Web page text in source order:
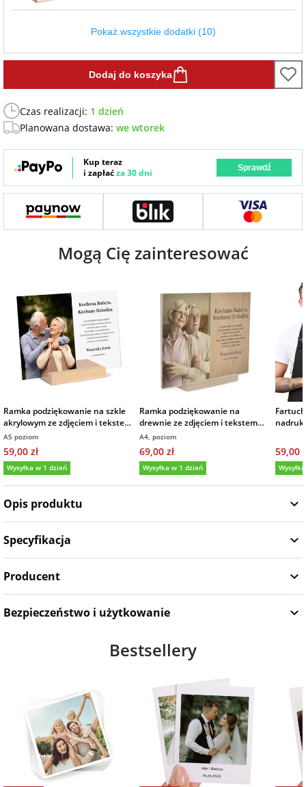
Fotoksiążki
Dodatki i
Chłopaka
na walentynki
na mikołajki
na prezent
świąteczny
na Wielkanoc
na wieczór
panieński
na wieczór
kawalerski
Pokaż wszystkie dodatki (10)
Dodaj do koszyka
Czas realizacji: 1 dzień
Planowana dostawa: we wtorek
Kup teraz
i zapłaćza 30 dni Sprawdź
Mogą Cię zainteresować
Ramka podziękowanie na szkle
akrylowym ze zdjęciem i tekstem
prezent dla Babci i Dziadka
15x21 cm
A5 poziom
59,00 zł
Wysyłka w 1 dzień
Ramka podziękowanie na
drewnie ze zdjęciem i tekstem
prezent dla Babci i Dziadka
A4, poziom
69,00 zł
Wysyłka w 1 dzień
59,00
Opis produktu
Specyfikacja
Producent
Bezpieczeństwo i użytkowanie
Bestsellery